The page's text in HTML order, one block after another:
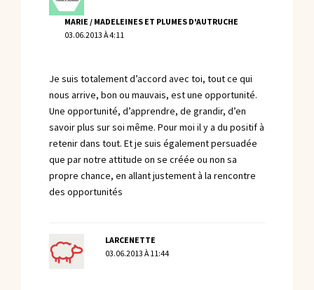
MARIE / MADELEINES ET PLUMES D'AUTRUCHE
03.06.2013 À 4:11
Je suis totalement d’accord avec toi, tout ce qui
nous arrive, bon ou mauvais, est une opportunité.
Une opportunité, d’apprendre, de grandir, d’en
savoir plus sur soi même. Pour moi il y a du positif à
retenir dans tout. Et je suis également persuadée
que par notre attitude on se créée ou non sa
propre chance, en allant justement à la rencontre
des opportunités
LARCENETTE
03.06.2013 À 11:44